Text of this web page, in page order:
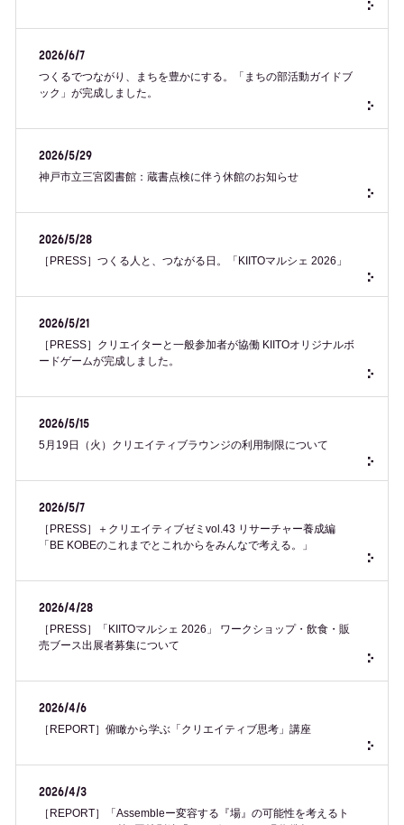
2026/6/7
つくるでつながり、まちを豊かにする。「まちの部活動ガイドブ
ック」が完成しました。
2026/5/29
神戸市立三宮図書館：蔵書点検に伴う休館のお知らせ
2026/5/28
［PRESS］つくる人と、つながる日。「KIITOマルシェ 2026」
2026/5/21
［PRESS］クリエイターと一般参加者が協働 KIITOオリジナルボ
ードゲームが完成しました。
2026/5/15
5月19日（火）クリエイティブラウンジの利用制限について
2026/5/7
［PRESS］＋クリエイティブゼミvol.43 リサーチャー養成編
「BE KOBEのこれまでとこれからをみんなで考える。」
2026/4/28
［PRESS］「KIITOマルシェ 2026」 ワークショップ・飲食・販
売ブース出展者募集について
2026/4/6
［REPORT］俯瞰から学ぶ「クリエイティブ思考」講座
2026/4/3
［REPORT］「Assembleー変容する『場』の可能性を考えるト